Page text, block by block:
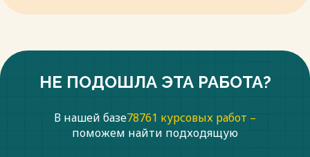
НЕ ПОДОШЛА ЭТА РАБОТА?
В нашей базе78761 курсовых работ –
поможем найти подходящую